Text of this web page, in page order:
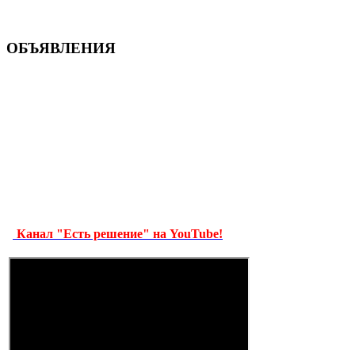
ОБЪЯВЛЕНИЯ
Канал "Есть решение" на YouTube!